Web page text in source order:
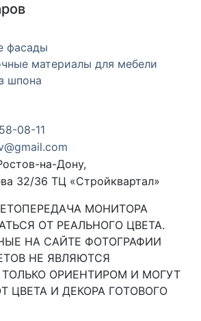
фасады
материалы для мебели
шпона
08-11
на-Дону,
32/36 ТЦ «Стройквартал»
МОНИТОРА
ОТ РЕАЛЬНОГО ЦВЕТА.
НА САЙТЕ ФОТОГРАФИИ
НЕ ЯВЛЯЮТСЯ
ОРИЕНТИРОМ И МОГУТ
ЦВЕТА И ДЕКОРА ГОТОВОГО